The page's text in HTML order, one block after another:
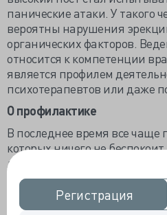
Регистрация
Регистрация
панические атаки. У такого
вероятны нарушения
органических факторов.
относится к компетенции
является профилем
психотерапевтов или даже
О профилактике
В последнее время все
которых ничего не
люди, достигшие карьерных
Они себя любят, хотят
жизнь. Они понимают, что
невозможно. Поэтому такие